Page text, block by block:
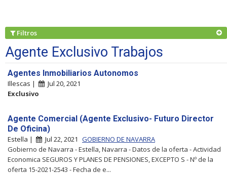
Filtros
Agente Exclusivo Trabajos
Agentes Inmobiliarios Autonomos
Illescas |
Jul 20, 2021
Exclusivo
Agente Comercial (Agente Exclusivo- Futuro Director
De Oficina)
Estella | Jul 22, 2021 GOBIERNO DE NAVARRA
Gobierno de Navarra - Estella, Navarra - Datos de la oferta - Actividad
Economica SEGUROS Y PLANES DE PENSIONES, EXCEPTO S - Nº de la
oferta 15-2021-2543 - Fecha de e...